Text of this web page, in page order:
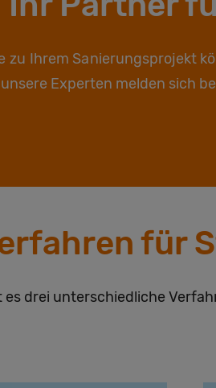
zu Ihrem Sanierungsprojekt
Experten melden sich
für
drei unterschiedliche